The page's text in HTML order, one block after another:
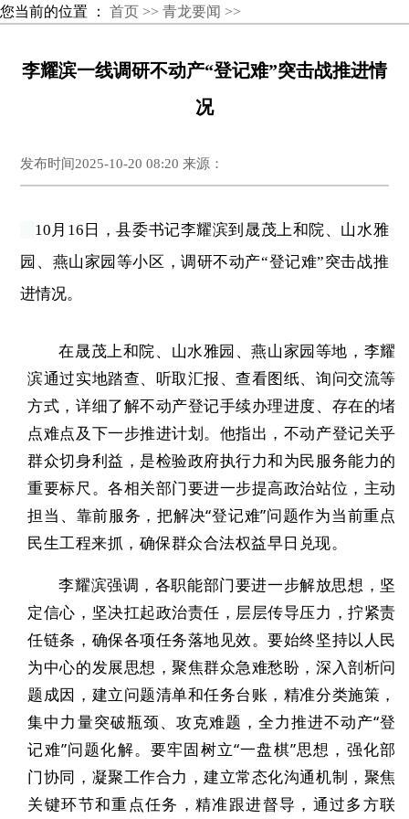
您当前的位置 ： 首页 >> 青龙要闻 >>
李耀滨一线调研不动产“登记难”突击战推进情
况
发布时间2025-10-20 08:20 来源：
10月16日，县委书记李耀滨到晟茂上和院、山水雅
园、燕山家园等小区，调研不动产“登记难”突击战推
进情况。
在晟茂上和院、山水雅园、燕山家园等地，李耀
滨通过实地踏查、听取汇报、查看图纸、询问交流等
方式，详细了解不动产登记手续办理进度、存在的堵
点难点及下一步推进计划。他指出，不动产登记关乎
群众切身利益，是检验政府执行力和为民服务能力的
重要标尺。各相关部门要进一步提高政治站位，主动
担当、靠前服务，把解决“登记难”问题作为当前重点
民生工程来抓，确保群众合法权益早日兑现。
李耀滨强调，各职能部门要进一步解放思想，坚
定信心，坚决扛起政治责任，层层传导压力，拧紧责
任链条，确保各项任务落地见效。要始终坚持以人民
为中心的发展思想，聚焦群众急难愁盼，深入剖析问
题成因，建立问题清单和任务台账，精准分类施策，
集中力量突破瓶颈、攻克难题，全力推进不动产“登
记难”问题化解。要牢固树立“一盘棋”思想，强化部
门协同，凝聚工作合力，建立常态化沟通机制，聚焦
关键环节和重点任务，精准跟进督导，通过多方联